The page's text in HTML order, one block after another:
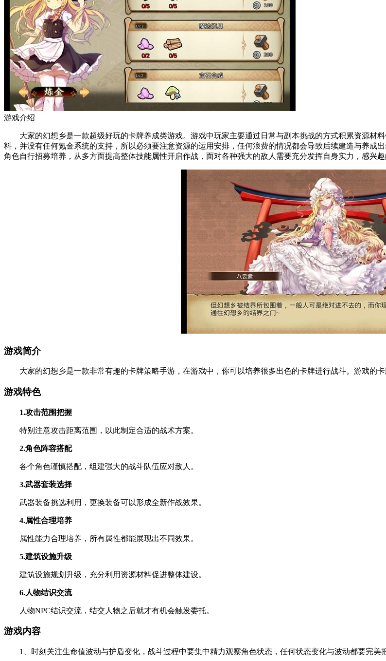
游戏介绍
大家的幻想乡是一款超级好玩的卡牌养成类游戏。游戏中玩家主要通过日常与副本挑战的方式积累资源材
料，并没有任何氪金系统的支持，所以必须要注意资源的运用安排，任何浪费的情况都会导致后续建造与养成
角色自行招募培养，从多方面提高整体技能属性开启作战，面对各种强大的敌人需要充分发挥自身实力，感兴
游戏简介
大家的幻想乡是一款非常有趣的卡牌策略手游，在游戏中，你可以培养很多出色的卡牌进行战斗。游戏的卡
游戏特色
1.攻击范围把握
特别注意攻击距离范围，以此制定合适的战术方案。
2.角色阵容搭配
各个角色谨慎搭配，组建强大的战斗队伍应对敌人。
3.武器套装选择
武器装备挑选利用，更换装备可以形成全新作战效果。
4.属性合理培养
属性能力合理培养，所有属性都能展现出不同效果。
5.建筑设施升级
建筑设施规划升级，充分利用资源材料促进整体建设。
6.人物结识交流
人物NPC结识交流，结交人物之后就才有机会触发委托。
游戏内容
1、时刻关注生命值波动与护盾变化，战斗过程中要集中精力观察角色状态，任何状态变化与波动都要完美